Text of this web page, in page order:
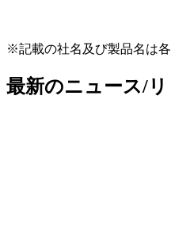
※記載の社名及び製品名は
最新のニュース/リ